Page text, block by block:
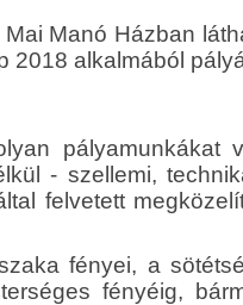
Manó Házban
2018 alkalmából
pályamunkákat
- szellemi,
felvetett
fényei, a
fényéig,